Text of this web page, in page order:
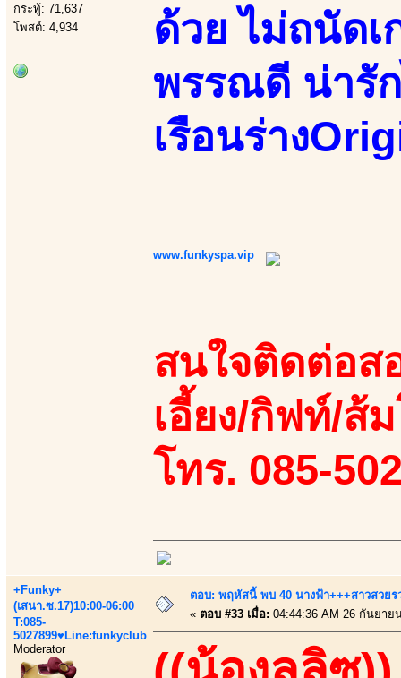
กระทู้: 71,637
โพสต์: 4,934
ด้วย ไม่ถนัด
พรรณดี น่ารั
เรือนร่าง
www.funkyspa.vip
สนใจติดต่อส
เอี้ยง/กิฟท์/ส้
โทร. 085-
+Funky+
(เสนา.ซ.17)10:00-06:00
T:085-
5027899♥Line:funkyclub
Moderator
ตอบ: พฤหัสนี้ พบ 40 นางฟ้า+++สาวสวยร
« ตอบ #33 เมื่อ: 04:44:36 AM 26 กันยาย